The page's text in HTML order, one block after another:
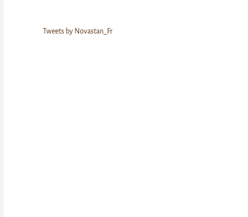
Tweets by Novastan_Fr